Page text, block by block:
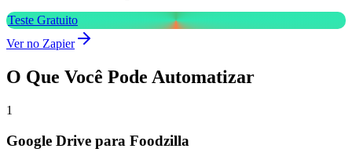
Teste Gratuito
Ver no Zapier
O Que Você Pode Automatizar
1
Google Drive para Foodzilla